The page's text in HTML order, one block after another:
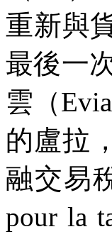
重新與
最後一
雲（
的盧拉
融交易
pour la